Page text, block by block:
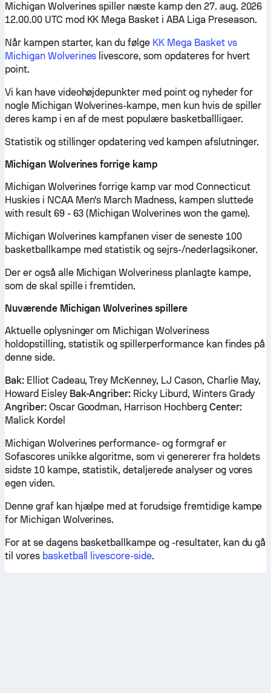
Michigan Wolverines spiller næste kamp den 27. aug. 2026
12.00.00 UTC mod KK Mega Basket i ABA Liga Preseason.
Når kampen starter, kan du følge KK Mega Basket vs
Michigan Wolverines livescore, som opdateres for hvert
point.
Vi kan have videohøjdepunkter med point og nyheder for
nogle Michigan Wolverines-kampe, men kun hvis de spiller
deres kamp i en af de mest populære basketballligaer.
Statistik og stillinger opdatering ved kampen afslutninger.
Michigan Wolverines forrige kamp
Michigan Wolverines forrige kamp var mod Connecticut
Huskies i NCAA Men's March Madness, kampen sluttede
with result 69 - 63 (Michigan Wolverines won the game).
Michigan Wolverines kampfanen viser de seneste 100
basketballkampe med statistik og sejrs-/nederlagsikoner.
Der er også alle Michigan Wolveriness planlagte kampe,
som de skal spille i fremtiden.
Nuværende Michigan Wolverines spillere
Aktuelle oplysninger om Michigan Wolveriness
holdopstilling, statistik og spillerperformance kan findes på
denne side.
Bak:Elliot Cadeau, Trey McKenney, LJ Cason, Charlie May,
Howard Eisley Bak-Angriber: Ricky Liburd, Winters Grady
Angriber:Oscar Goodman, Harrison Hochberg Center:
Malick Kordel
Michigan Wolverines performance- og formgraf er
Sofascores unikke algoritme, som vi genererer fra holdets
sidste 10 kampe, statistik, detaljerede analyser og vores
egen viden.
Denne graf kan hjælpe med at forudsige fremtidige kampe
for Michigan Wolverines.
For at se dagens basketballkampe og -resultater, kan du gå
til vores basketball livescore-side.